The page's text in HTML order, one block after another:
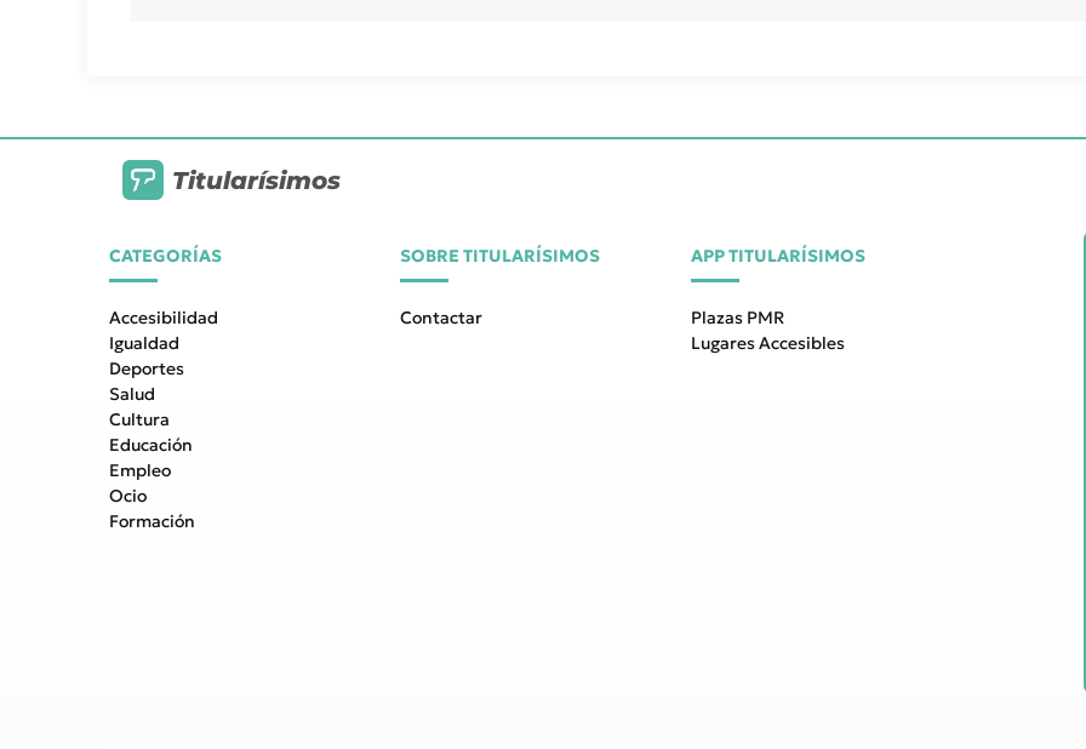
Titularísimos
CATEGORÍAS
Accesibilidad
Igualdad
Deportes
Salud
Cultura
Educación
Empleo
Ocio
Formación
SOBRE TITULARÍSIMOS
Contactar
APP TITULARÍSIMOS
Plazas PMR
Lugares Accesibles